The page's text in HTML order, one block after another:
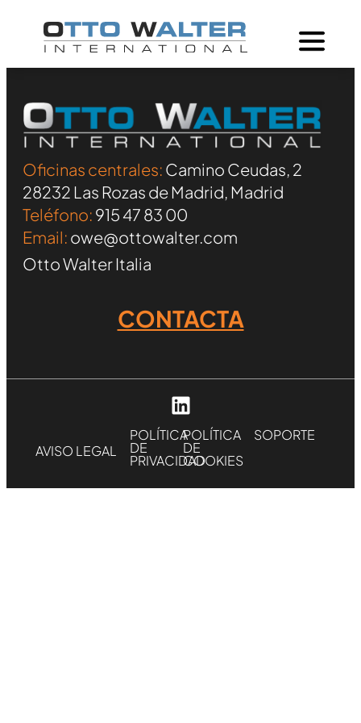
Oficinas centrales: Camino Ceudas, 2
28232 Las Rozas de Madrid, Madrid
Teléfono: 915 47 83 00
Email: owe@ottowalter.com
Otto Walter Italia
CONTACTA
AVISO LEGAL
POLÍTICA
DE
PRIVACIDAD
POLÍTICA
DE
COOKIES
SOPORTE